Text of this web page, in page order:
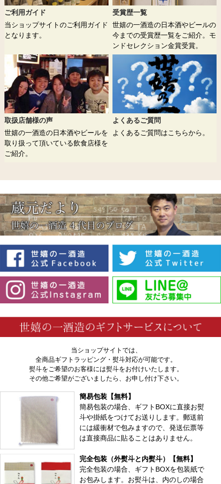
ご利用ガイド
当ショップサイトのご利用ガイド
となります。
受賞歴一覧
世嬉の一酒造の日本酒やビールの
今までの受賞歴一覧をご紹介。モ
ンドセレクション金賞受賞。
取扱店舗様の声
世嬉の一酒造の日本酒やビールを
取り扱って頂いている飲食店様を
ご紹介。
よくあるご質問
よくあるご質問はこちらから。
当ショップサイトでは、
全商品ギフトラッピング・熨斗対応が可能です。
熨斗をご希望のお客様には熨斗をお付けいたします。
その他ご希望がございましたら、お申し付け下さい。
簡易包装【無料】
簡易包装の場合、ギフトBOXに直接お熨
斗や掛紙をつけてお送りします。郵送前
には緩衝材で包みますので、発送伝票等
は直接商品に貼ることはありません。
完全包装（外熨斗と内熨斗）【無料】
完全包装の場合、ギフトBOXを包装紙で
お包みします。お熨斗は、内のしの場合